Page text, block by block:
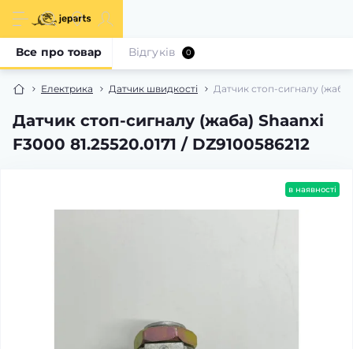
Електрика Датчик швидкості Датчик стоп-сигналу (жаба)
Датчик стоп-сигналу (жаба) Shaanxi
F3000 81.25520.0171 / DZ9100586212
Все про товар Відгуків 0
в наявності